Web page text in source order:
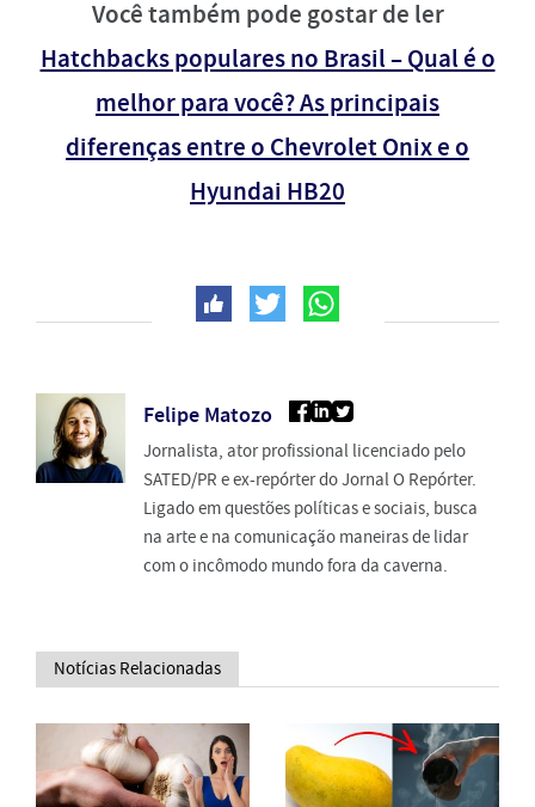
Você também pode gostar de ler
Hatchbacks populares no Brasil – Qual é o
melhor para você? As principais
diferenças entre o Chevrolet Onix e o
Hyundai HB20
Felipe Matozo
Jornalista, ator profissional licenciado pelo
SATED/PR e ex-repórter do Jornal O Repórter.
Ligado em questões políticas e sociais, busca
na arte e na comunicação maneiras de lidar
com o incômodo mundo fora da caverna.
Notícias Relacionadas